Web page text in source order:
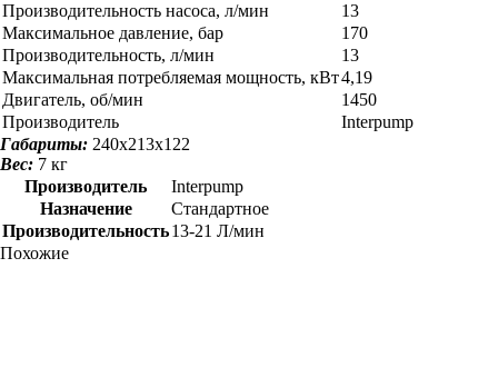
Производительность насоса, л/мин
13
Максимальное давление, бар
170
Производительность, л/мин
13
Максимальная потребляемая мощность, кВт4,19
Двигатель, об/мин
1450
Производитель
Interpump
Габариты: 240х213х122
Вес: 7 кг
Производитель
Interpump
Назначение
Стандартное
Производительность13-21 Л/мин
Похожие